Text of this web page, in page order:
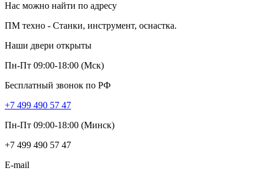
Нас можно найти по адресу
ПМ техно - Станки, инструмент, оснастка.
Наши двери открыты
Пн-Пт 09:00-18:00 (Мск)
Бесплатный звонок по РФ
+7 499 490 57 47
Пн-Пт 09:00-18:00 (Минск)
+7 499 490 57 47
E-mail